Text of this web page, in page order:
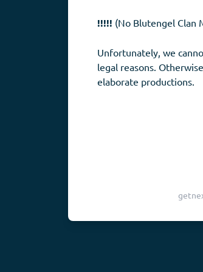
!!!!! (No Blutengel Clan
Unfortunately, we
legal reasons.
elaborate productions.